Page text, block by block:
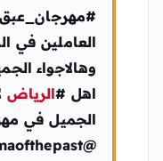
العاملين في
وهالاجواء
اهل #الرياض
الجميل في